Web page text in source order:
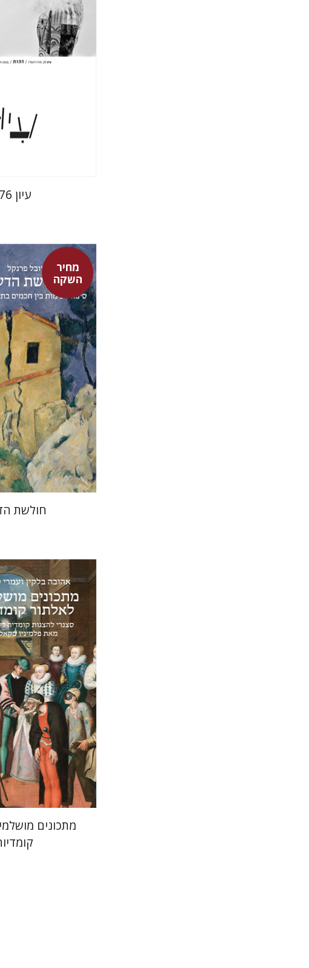
הנחת אתר ספר
$35
$32
עיון 76
מחיר
השקהיובל פרנקל
מחיר
$46
חולשת
אהובה בלקין עמרי
הנחת אתר ספר
$42
מתכונים